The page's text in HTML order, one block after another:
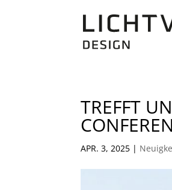
TREFFT
APR. 3, 2025 |